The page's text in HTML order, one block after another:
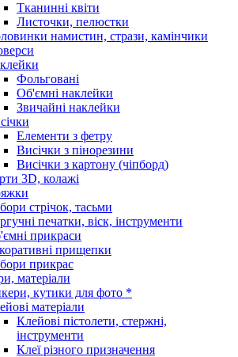
Тканинні квіти
Листочки, пелюстки
намистин, стрази, камінчики
Фольговані
Об'ємні наклейки
Звичайні наклейки
Елементи з фетру
Висічки з пінорезини
Висічки з картону (чіпборд)
3D, колажі
стрічок, тасьми
печатки, віск, інструменти
прикраси
прищепки
прикрас
матеріали
кутики для фото *
матеріали
Клейові пістолети, стержні,
інструменти
Клеї різного призначення